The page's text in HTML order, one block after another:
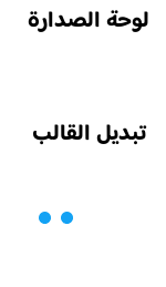
لوحة الصدارة
تبديل القالب